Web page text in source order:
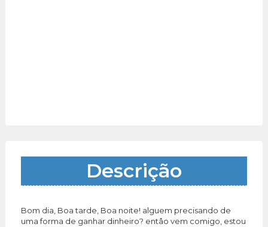
Descrição
Bom dia, Boa tarde, Boa noite! alguem precisando de
uma forma de ganhar dinheiro? entâo vem comigo, estou